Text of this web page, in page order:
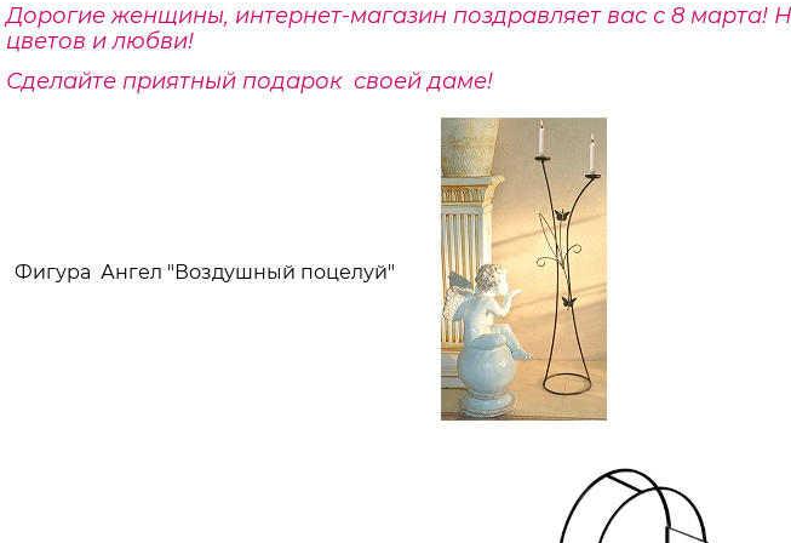
Дорогие женщины, интернет-магазин поздравляет вас с 8 марта!
цветов и любви!
Сделайте приятный подарок своей даме!
Фигура Ангел "Воздушный поцелуй"